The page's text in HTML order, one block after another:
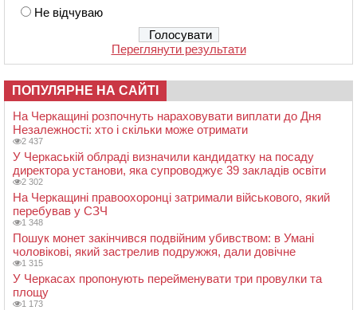
Не відчуваю
Переглянути результати
ПОПУЛЯРНЕ НА САЙТІ
На Черкащині розпочнуть нараховувати виплати до Дня
Незалежності: хто і скільки може отримати
2 437
У Черкаській облраді визначили кандидатку на посаду
директора установи, яка супроводжує 39 закладів освіти
2 302
На Черкащині правоохоронці затримали військового, який
перебував у СЗЧ
1 348
Пошук монет закінчився подвійним убивством: в Умані
чоловікові, який застрелив подружжя, дали довічне
1 315
У Черкасах пропонують перейменувати три провулки та
площу
1 173